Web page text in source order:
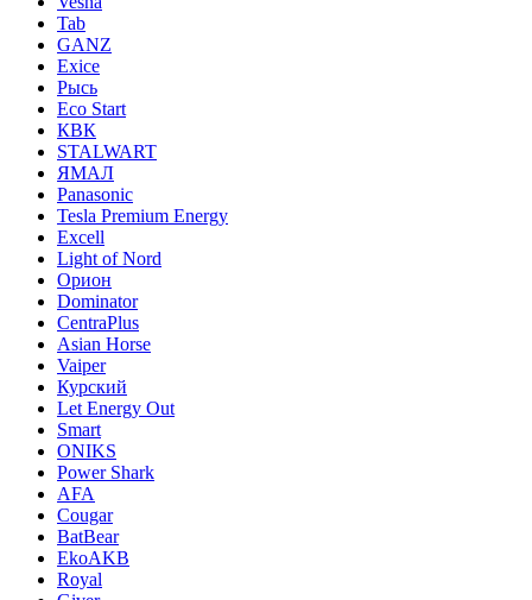
Tab
GANZ
Exice
Рысь
Eco Start
КВК
STALWART
ЯМАЛ
Panasonic
Tesla Premium Energy
Excell
Light of Nord
Орион
Dominator
CentraPlus
Asian Horse
Vaiper
Курский
Let Energy Out
Smart
ONIKS
Power Shark
AFA
Cougar
BatBear
EkoAKB
Royal